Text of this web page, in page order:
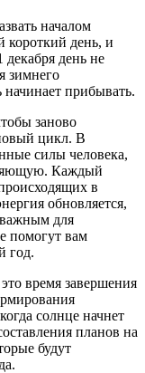
началом
короткий день, и
декабря день не
зимнего
прибывать.
заново
цикл. В
силы человека,
Каждый
в
обновляется,
важным для
помогут вам
год.
время завершения
солнце начнет
планов на
будут